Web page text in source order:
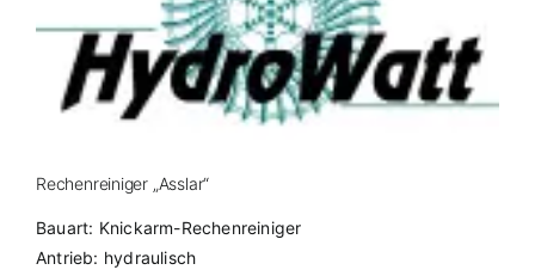
Rechenreiniger „Asslar“
Bauart: Knickarm-Rechenreiniger
Antrieb: hydraulisch